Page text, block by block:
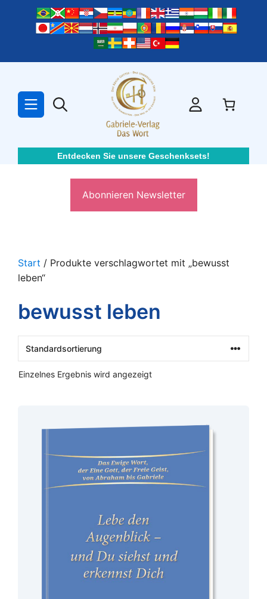
springen
Entdecken Sie unsere Geschenksets!
Abonnieren Newsletter
Start / Produkte verschlagwortet mit „bewusst
leben“
bewusst leben
Einzelnes Ergebnis wird angezeigt